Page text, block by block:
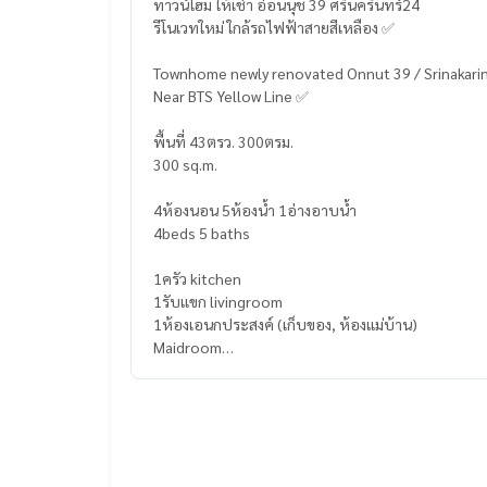
รีโนเวทใหม่ ใกล้รถไฟฟ้าสายสีเหลือง ✅️
Townhome newly renovated Onnut 39 /
Near BTS Yellow Line ✅️
พื้นที่ 43ตรว. 300ตรม.
300 sq.m.
4ห้องนอน 5ห้องน้ำ 1อ่างอาบน้ำ
4beds 5 baths
1ครัว kitchen
1รับแขก livingroom
1ห้องเอนกประสงค์ (เก็บของ, ห้องแม่บ้าน)
Maidroom